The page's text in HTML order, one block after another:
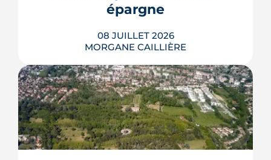
5/5
Laure G.| le 20 Mai 2025
LIRE L'ARTICLE
épargne
08 JUILLET 2026
MORGANE CAILLIÈRE
Le 11 juin 2026, la BCE a relevé ses trois
taux directeurs de 25 points de base,
une première depuis septembre 2023,
pour contrer une inflation ravivée par le